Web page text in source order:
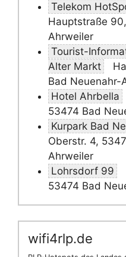
Telekom
Hauptstraße
Ahrweiler
Tourist-
Alter Markt
Bad Neuenahr-
Hotel Ahrbella
53474 Bad
Kurpark Bad
Oberstr. 4,
Ahrweiler
Lohrsdorf 99
53474 Bad
wifi4rlp.de